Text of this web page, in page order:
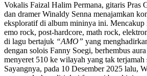
Vokalis Faizal Halim Permana, gitaris Pras
dan dramer Winaldy Senna menajamkan
eksploratif di album mininya ini. Mencakup
emo rock, post-hardcore, math rock,
di lagu bertajuk “AMO” yang
dengan solois Fanny Soegi, berhembus
menyeret 510 ke wilayah yang tak terjamah
Sayangnya, pada 10 Desember 2025 lalu,